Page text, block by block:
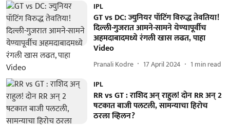
IPL
GT vs DC: ज्युनियर पॉटिंग विरुद्ध तेवतिया!
दिल्ली-गुजरात आमने-सामने येण्यापूर्वीच
अहमदाबादमध्ये रंगली खास लढत, पाहा
Video
Pranali Kodre 17 April 2024 1 min read
IPL
RR vs GT : राशिद अन् राहुल! दोन RR अन् 2
षटकात बाजी पलटली, सामन्याचा हिरोच
ठरला व्हिलन?